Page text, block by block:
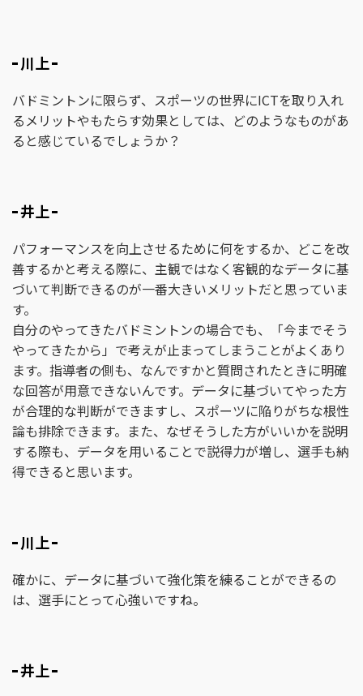
川上
バドミントンに限らず、スポーツの世界にICTを取り入れ
るメリットやもたらす効果としては、どのようなものがあ
ると感じているでしょうか？
井上
パフォーマンスを向上させるために何をするか、どこを改
善するかと考える際に、主観ではなく客観的なデータに基
づいて判断できるのが一番大きいメリットだと思っていま
す。
自分のやってきたバドミントンの場合でも、「今までそう
やってきたから」で考えが止まってしまうことがよくあり
ます。指導者の側も、なんですかと質問されたときに明確
な回答が用意できないんです。データに基づいてやった方
が合理的な判断ができますし、スポーツに陥りがちな根性
論も排除できます。また、なぜそうした方がいいかを説明
する際も、データを用いることで説得力が増し、選手も納
得できると思います。
川上
確かに、データに基づいて強化策を練ることができるの
は、選手にとって心強いですね。
井上